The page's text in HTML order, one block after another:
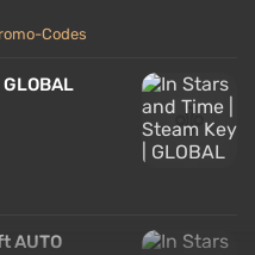
Codes
AUTO